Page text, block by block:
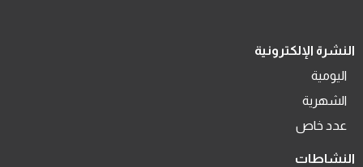
النشرة الإلكترونية
اليومية
الشهرية
عدد خاص
النشاطات